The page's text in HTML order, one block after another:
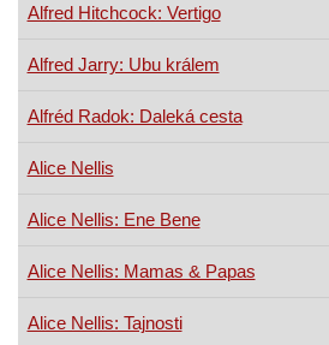
Alfred Hitchcock: Vertigo
Alfred Jarry: Ubu králem
Alfréd Radok: Daleká cesta
Alice Nellis
Alice Nellis: Ene Bene
Alice Nellis: Mamas & Papas
Alice Nellis: Tajnosti